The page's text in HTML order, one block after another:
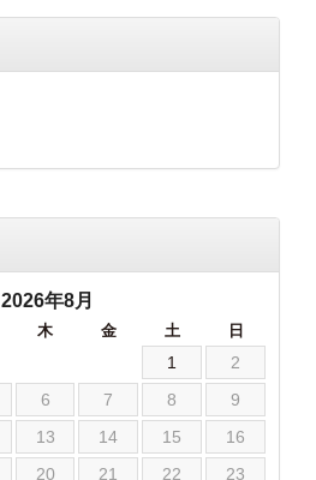
2026年8月
木 金 土 日
1
2
6 7 8
9
13 14 15
16
20 21 22
23